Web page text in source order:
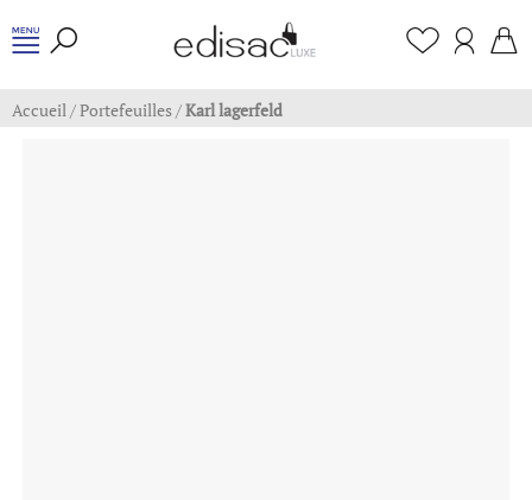
Accueil/Portefeuilles/Karl lagerfeld